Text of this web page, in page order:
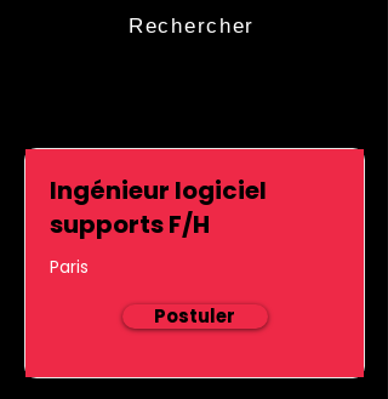
Rechercher
Ingénieur logiciel
supports F/H
Paris
Postuler